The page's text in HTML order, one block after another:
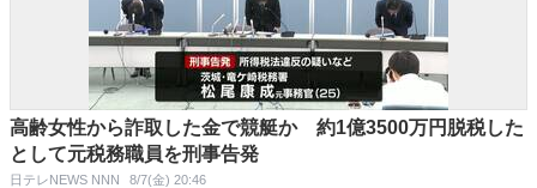
高齢女性から詐取した金で競艇か 約1億3500万円脱税した
として元税務職員を刑事告発
日テレNEWS NNN 8/7(金) 20:46